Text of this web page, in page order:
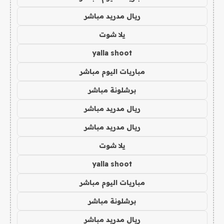
ريال مدريد مباشر
يلا شوت
yalla shoot
مباريات اليوم مباشر
برشلونة مباشر
ريال مدريد مباشر
ريال مدريد مباشر
يلا شوت
yalla shoot
مباريات اليوم مباشر
برشلونة مباشر
ريال مدريد مباشر